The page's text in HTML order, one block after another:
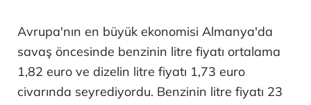
Avrupa'nın en büyük ekonomisi Almanya'da
savaş öncesinde benzinin litre fiyatı ortalama
1,82 euro ve dizelin litre fiyatı 1,73 euro
civarında seyrediyordu. Benzinin litre fiyatı 23